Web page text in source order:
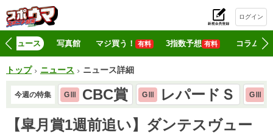
ログイン
ニュース 写真館 マジ買う！ 有料 3指数予想 有料 コラム
トップ ニュース ニュース詳細
今週の特集 GⅢ CBC賞 GⅢ レパードＳ GⅢ
【皐月賞1週前追い】ダンテスヴュー